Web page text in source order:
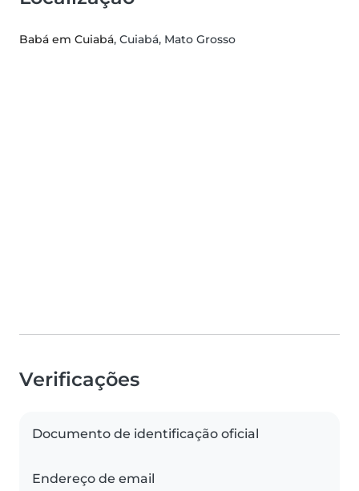
Babá em Cuiabá, Cuiabá, Mato Grosso
Verificações
Documento de identificação oficial
Endereço de email